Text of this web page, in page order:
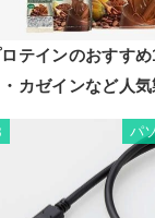
テインのおすす
カゼインなど人
パ